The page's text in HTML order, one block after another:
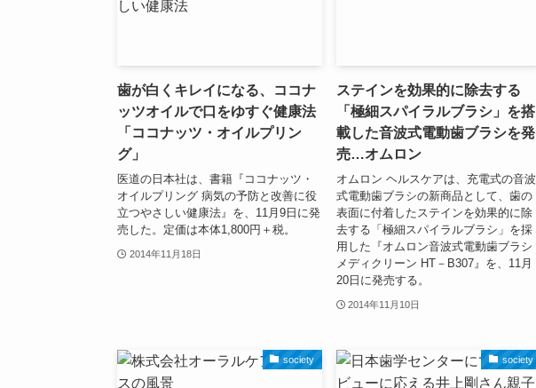
歯が白くキレイになる、ココナ
ッツオイルで口をゆすぐ健康法
「ココナッツ・オイルプリン
グ」
医道の日本社は、書籍『ココナッツ・
オイルプリング 病気の予防と改善に役
立つやさしい健康法』を、11月9日に発
売した。定価は本体1,800円＋税。
2014年11月18日
ステインを効果的に除去する
「極細スパイラルブラシ」を搭
載した音波式電動歯ブラシを発
売…オムロン
オムロン ヘルスケアは、充電式の音波
式電動歯ブラシの新商品として、歯の
表面に付着したステインを効果的に除
去する「極細スパイラルブラシ」を採
用した『オムロン音波式電動歯ブラシ
メディクリーン HT－B307』を、11月
20日に発売する。
2014年11月10日
society society